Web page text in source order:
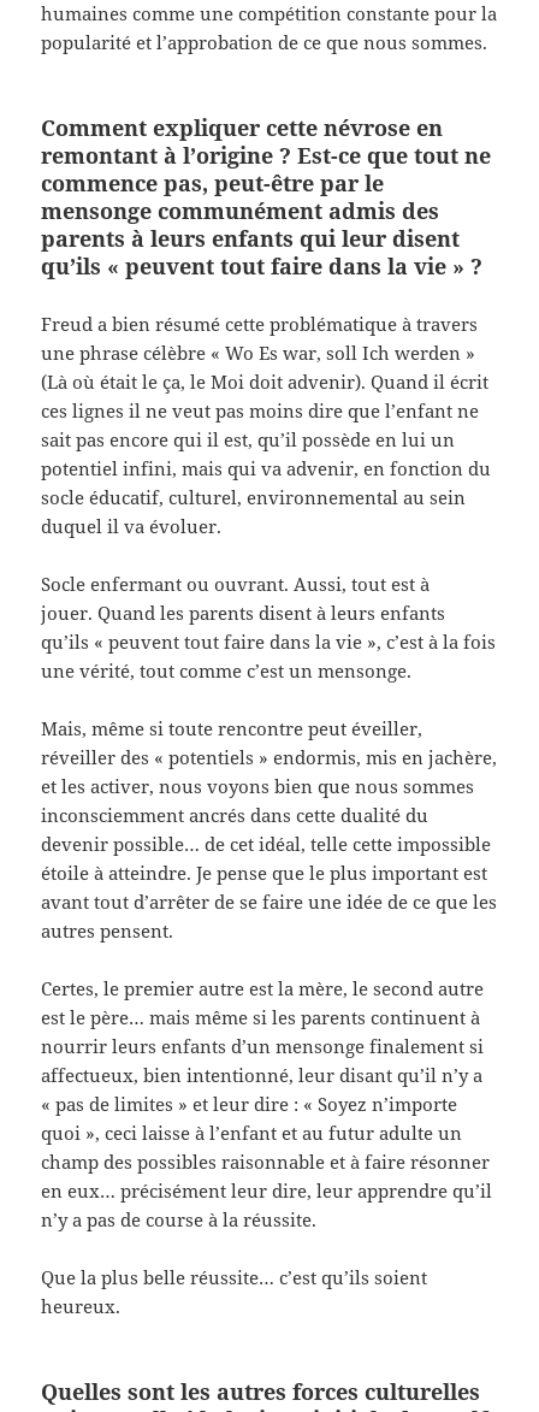
humaines comme une compétition constante pour la
popularité et l’approbation de ce que nous sommes.
Comment expliquer cette névrose en
remontant à l’origine ? Est-ce que tout ne
commence pas, peut-être par le
mensonge communément admis des
parents à leurs enfants qui leur disent
qu’ils « peuvent tout faire dans la vie » ?
Freud a bien résumé cette problématique à travers
une phrase célèbre « Wo Es war, soll Ich werden »
(Là où était le ça, le Moi doit advenir). Quand il écrit
ces lignes il ne veut pas moins dire que l’enfant ne
sait pas encore qui il est, qu’il possède en lui un
potentiel infini, mais qui va advenir, en fonction du
socle éducatif, culturel, environnemental au sein
duquel il va évoluer.
Socle enfermant ou ouvrant. Aussi, tout est à
jouer. Quand les parents disent à leurs enfants
qu’ils « peuvent tout faire dans la vie », c’est à la fois
une vérité, tout comme c’est un mensonge.
Mais, même si toute rencontre peut éveiller,
réveiller des « potentiels » endormis, mis en jachère,
et les activer, nous voyons bien que nous sommes
inconsciemment ancrés dans cette dualité du
devenir possible… de cet idéal, telle cette impossible
étoile à atteindre. Je pense que le plus important est
avant tout d’arrêter de se faire une idée de ce que les
autres pensent.
Certes, le premier autre est la mère, le second autre
est le père… mais même si les parents continuent à
nourrir leurs enfants d’un mensonge finalement si
affectueux, bien intentionné, leur disant qu’il n’y a
« pas de limites » et leur dire : « Soyez n’importe
quoi », ceci laisse à l’enfant et au futur adulte un
champ des possibles raisonnable et à faire résonner
en eux… précisément leur dire, leur apprendre qu’il
n’y a pas de course à la réussite.
Que la plus belle réussite… c’est qu’ils soient
heureux.
Quelles sont les autres forces culturelles